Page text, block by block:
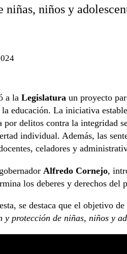
niños y
a la Legislatura un proyecto
educación. La iniciativa
por delitos contra la integridad
individual. Además, las
celadores y
Alfredo Cornejo,
los deberes y derechos del
se destaca que el objetivo
protección de niñas, niños y